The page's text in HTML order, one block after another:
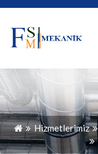
Hizmetlerimiz